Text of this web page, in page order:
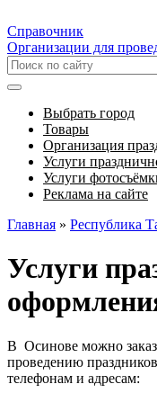
Справочник
Организации для
Выбрать город
Товары
Организация
Услуги
Услуги
Реклама на сайте
Главная » Республика
Услуги
В Осинове можно
проведению
телефонам и адресам: